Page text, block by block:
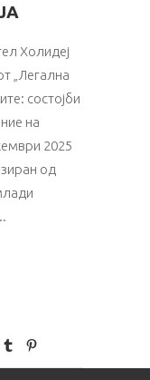
Холидеј
„Легална
состојби
на
2025
од